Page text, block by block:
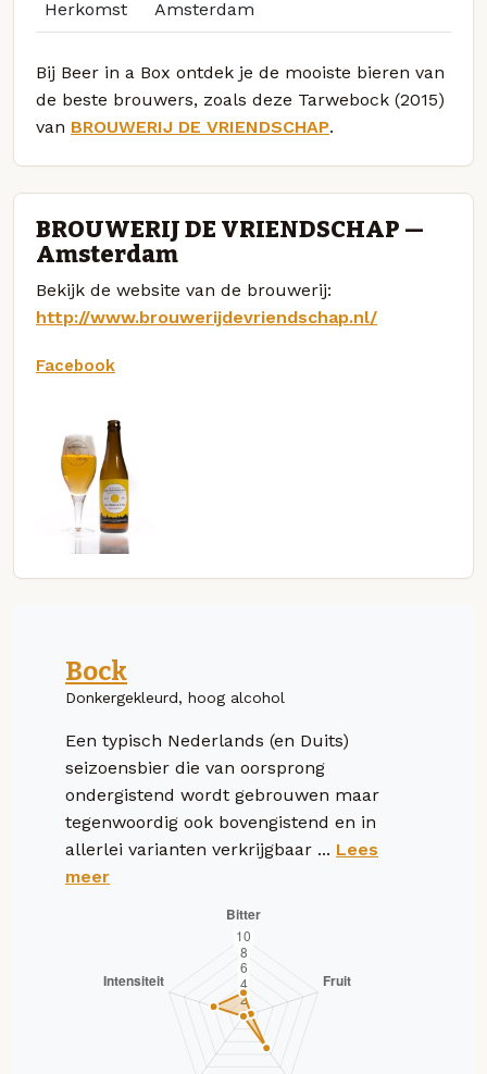
Herkomst Amsterdam
Bij Beer in a Box ontdek je de mooiste bieren van
de beste brouwers, zoals deze Tarwebock (2015)
van BROUWERIJ DE VRIENDSCHAP.
BROUWERIJ DE VRIENDSCHAP —
Amsterdam
Bekijk de website van de brouwerij:
http://www.brouwerijdevriendschap.nl/
Facebook
Bock
Donkergekleurd, hoog alcohol
Een typisch Nederlands (en Duits)
seizoensbier die van oorsprong
ondergistend wordt gebrouwen maar
tegenwoordig ook bovengistend en in
allerlei varianten verkrijgbaar ... Lees
meer